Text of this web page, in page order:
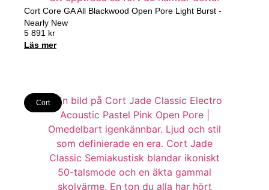
Cort Core GA All Blackwood Open Pore Light Burst -
Nearly New
5 891 kr
Läs mer
Cort